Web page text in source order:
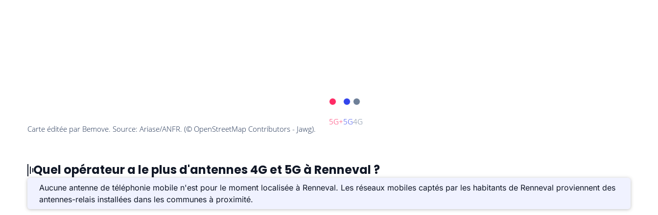
Quel opérateur a le plus d'antennes 4G et 5G à Renneval ?
Aucune antenne de téléphonie mobile n'est pour le moment localisée à Renneval. Les réseaux mobiles captés par les habitants de Renneval proviennent des
antennes-relais installées dans les communes à proximité.